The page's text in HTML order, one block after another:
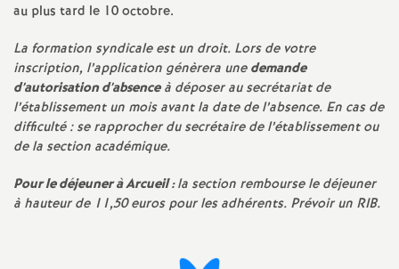
i
g
n
e
m
au plus tard le 10 octobre.
La formation syndicale est un droit. Lors de votre
inscription, l’application génèrera unedemande
d’autorisation d’absenceà déposer au secrétariat de
l’établissement un mois avant la date de l’absence. En cas de
difficulté : se rapprocher du secrétaire de l’établissement ou
de la section académique.
Pour le déjeuner à Arcueil :la section rembourse le déjeuner
à hauteur de 11,50 euros pour les adhérents. Prévoir un RIB.